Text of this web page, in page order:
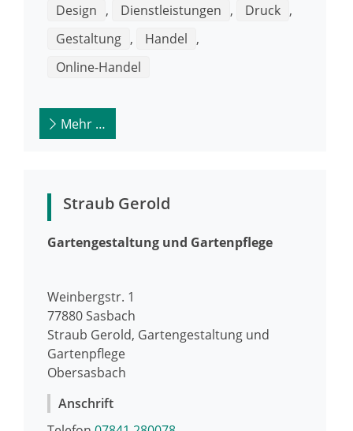
Design , Dienstleistungen , Druck ,
Gestaltung , Handel ,
Online-Handel
Mehr …
Straub Gerold
Gartengestaltung und Gartenpflege
Straub Gerold, Gartengestaltung und
Gartenpflege
Obersasbach
Weinbergstr. 1
77880Sasbach
Anschrift